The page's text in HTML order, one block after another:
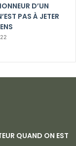
D’UN
PAS À JETER
QUAND ON EST